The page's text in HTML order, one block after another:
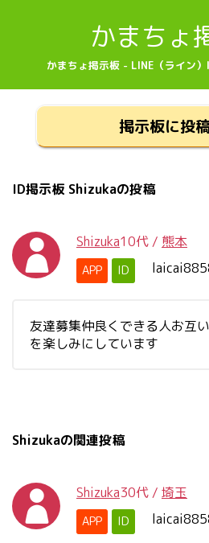
かまちょ
かまちょ掲示板 - LINE（ライン
掲示板に投
ID掲示板 Shizukaの投稿
Shizuka10代 / 熊本
APP ID
友達募集仲良くできる人お互
を楽しみにしています
Shizukaの関連投稿
Shizuka30代 / 埼玉
APP ID